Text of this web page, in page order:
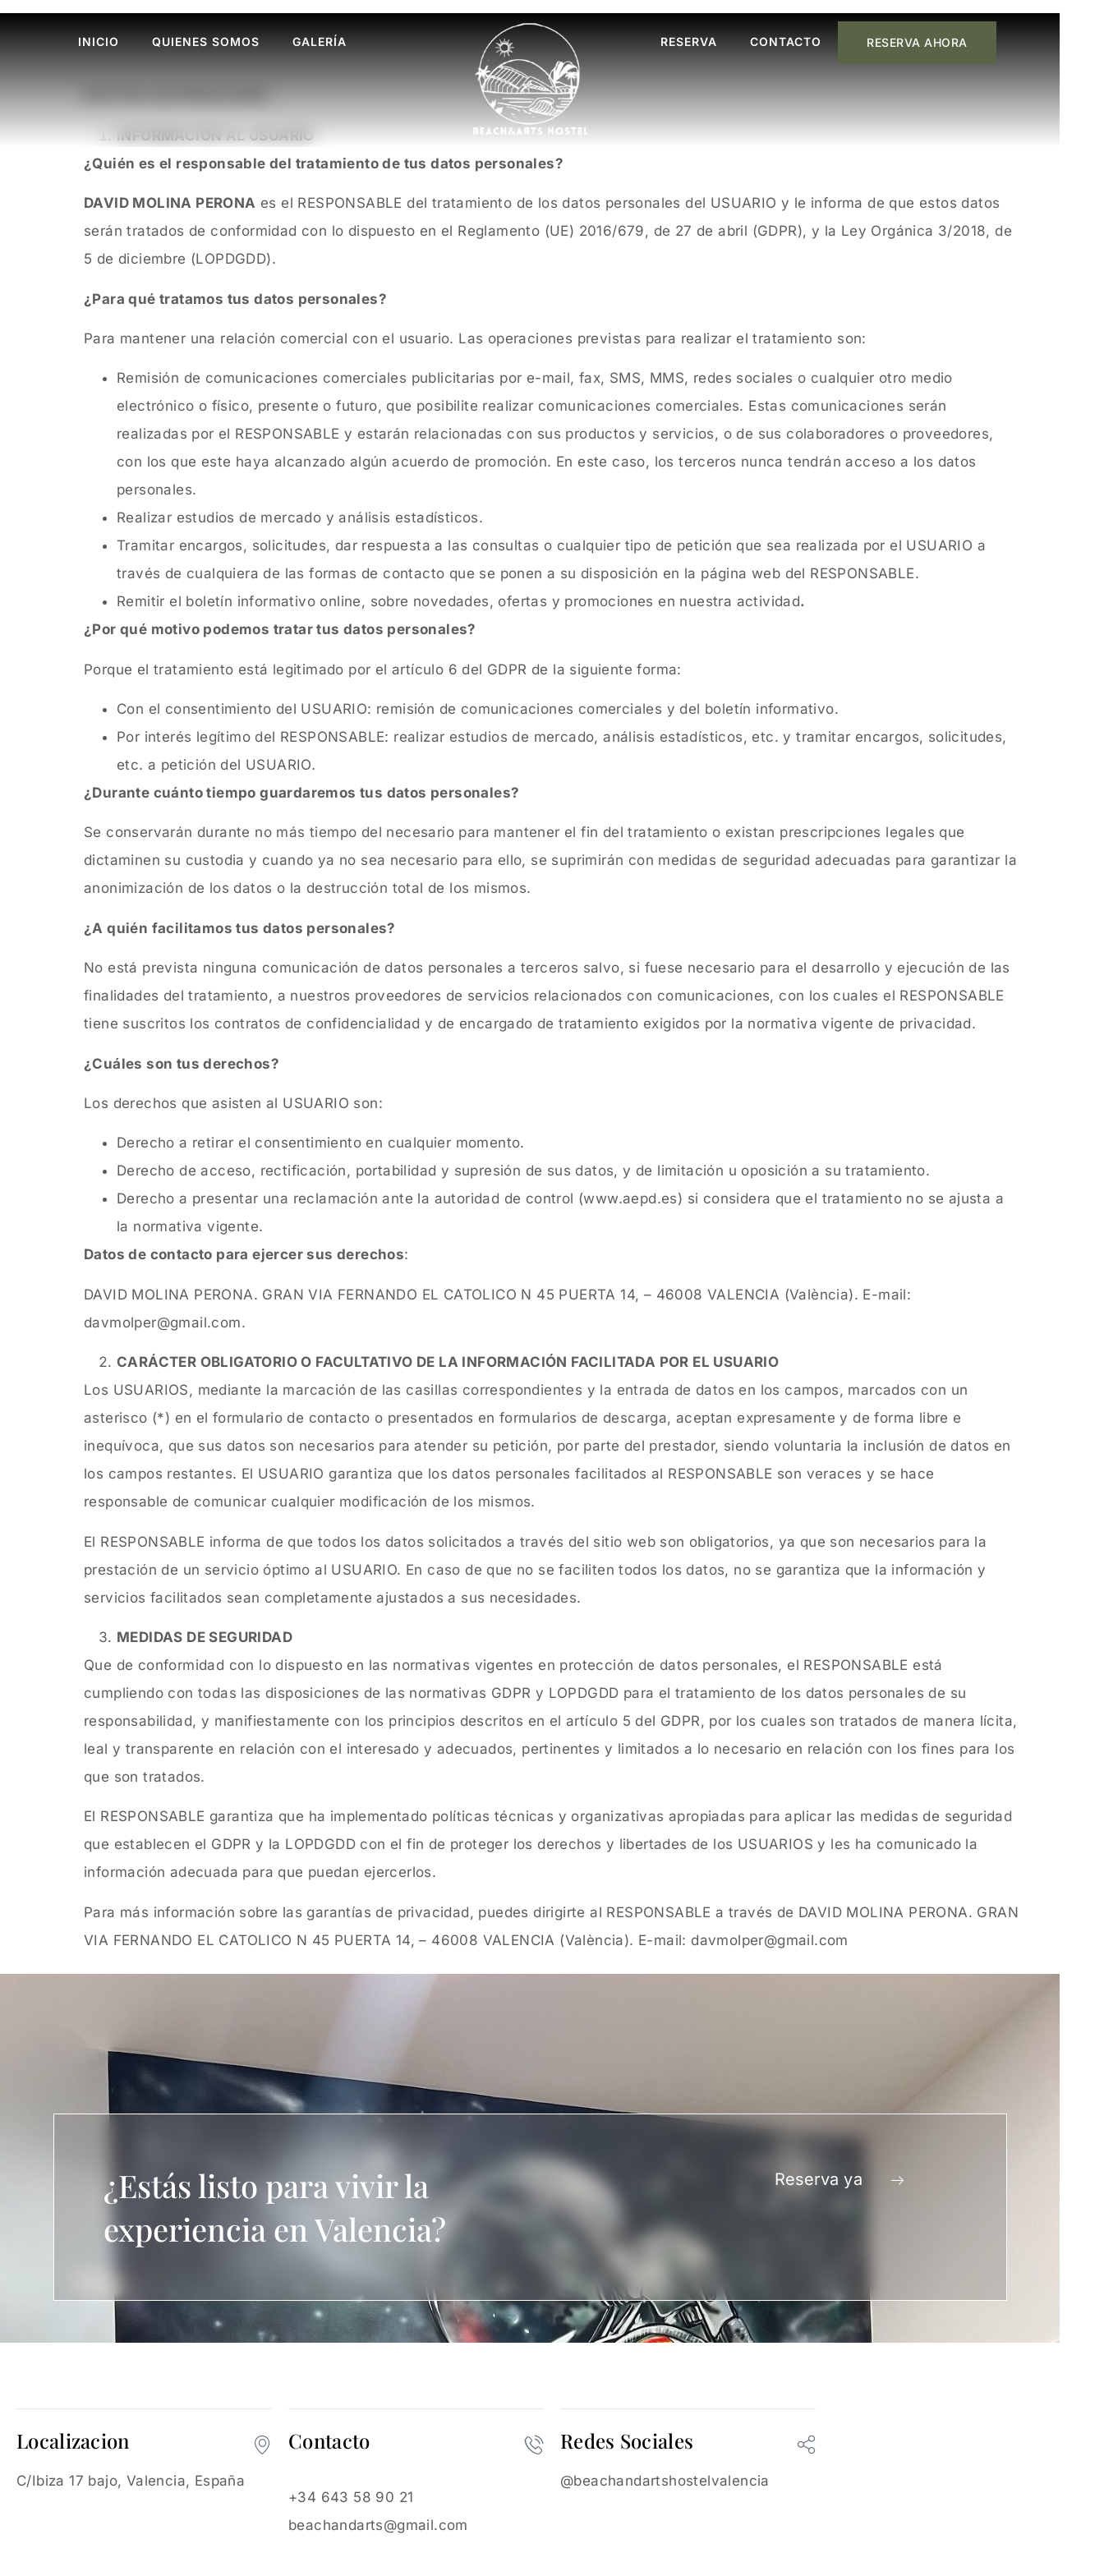
INICIO QUIENES SOMOS GALERÍA RESERVA AHORA
RESERVA CONTACTO
INFORMACIÓN AL USUARIO
¿Quién es el responsable del tratamiento de tus datos personales?
DAVID MOLINA PERONA es el RESPONSABLE del tratamiento de los datos personales del USUARIO y le informa de que estos datos
serán tratados de conformidad con lo dispuesto en el Reglamento (UE) 2016/679, de 27 de abril (GDPR), y la Ley Orgánica 3/2018, de
5 de diciembre (LOPDGDD).
¿Para qué tratamos tus datos personales?
Para mantener una relación comercial con el usuario. Las operaciones previstas para realizar el tratamiento son:
Remisión de comunicaciones comerciales publicitarias por e-mail, fax, SMS, MMS, redes sociales o cualquier otro medio
electrónico o físico, presente o futuro, que posibilite realizar comunicaciones comerciales. Estas comunicaciones serán
realizadas por el RESPONSABLE y estarán relacionadas con sus productos y servicios, o de sus colaboradores o proveedores,
con los que este haya alcanzado algún acuerdo de promoción. En este caso, los terceros nunca tendrán acceso a los datos
personales.
Realizar estudios de mercado y análisis estadísticos.
Tramitar encargos, solicitudes, dar respuesta a las consultas o cualquier tipo de petición que sea realizada por el USUARIO a
través de cualquiera de las formas de contacto que se ponen a su disposición en la página web del RESPONSABLE.
Remitir el boletín informativo online, sobre novedades, ofertas y promociones en nuestra actividad.
¿Por qué motivo podemos tratar tus datos personales?
Porque el tratamiento está legitimado por el artículo 6 del GDPR de la siguiente forma:
Con el consentimiento del USUARIO: remisión de comunicaciones comerciales y del boletín informativo.
Por interés legítimo del RESPONSABLE: realizar estudios de mercado, análisis estadísticos, etc. y tramitar encargos, solicitudes,
etc. a petición del USUARIO.
¿Durante cuánto tiempo guardaremos tus datos personales?
Se conservarán durante no más tiempo del necesario para mantener el fin del tratamiento o existan prescripciones legales que
dictaminen su custodia y cuando ya no sea necesario para ello, se suprimirán con medidas de seguridad adecuadas para garantizar la
anonimización de los datos o la destrucción total de los mismos.
¿A quién facilitamos tus datos personales?
No está prevista ninguna comunicación de datos personales a terceros salvo, si fuese necesario para el desarrollo y ejecución de las
finalidades del tratamiento, a nuestros proveedores de servicios relacionados con comunicaciones, con los cuales el RESPONSABLE
tiene suscritos los contratos de confidencialidad y de encargado de tratamiento exigidos por la normativa vigente de privacidad.
¿Cuáles son tus derechos?
Los derechos que asisten al USUARIO son:
Derecho a retirar el consentimiento en cualquier momento.
Derecho de acceso, rectificación, portabilidad y supresión de sus datos, y de limitación u oposición a su tratamiento.
Derecho a presentar una reclamación ante la autoridad de control (www.aepd.es) si considera que el tratamiento no se ajusta a
la normativa vigente.
Datos de contacto para ejercer sus derechos:
DAVID MOLINA PERONA. GRAN VIA FERNANDO EL CATOLICO N 45 PUERTA 14, – 46008 VALENCIA (València). E-mail:
davmolper@gmail.com.
CARÁCTER OBLIGATORIO O FACULTATIVO DE LA INFORMACIÓN FACILITADA POR EL USUARIO
Los USUARIOS, mediante la marcación de las casillas correspondientes y la entrada de datos en los campos, marcados con un
asterisco (*) en el formulario de contacto o presentados en formularios de descarga, aceptan expresamente y de forma libre e
inequívoca, que sus datos son necesarios para atender su petición, por parte del prestador, siendo voluntaria la inclusión de datos en
los campos restantes. El USUARIO garantiza que los datos personales facilitados al RESPONSABLE son veraces y se hace
responsable de comunicar cualquier modificación de los mismos.
El RESPONSABLE informa de que todos los datos solicitados a través del sitio web son obligatorios, ya que son necesarios para la
prestación de un servicio óptimo al USUARIO. En caso de que no se faciliten todos los datos, no se garantiza que la información y
servicios facilitados sean completamente ajustados a sus necesidades.
MEDIDAS DE SEGURIDAD
Que de conformidad con lo dispuesto en las normativas vigentes en protección de datos personales, el RESPONSABLE está
cumpliendo con todas las disposiciones de las normativas GDPR y LOPDGDD para el tratamiento de los datos personales de su
responsabilidad, y manifiestamente con los principios descritos en el artículo 5 del GDPR, por los cuales son tratados de manera lícita,
leal y transparente en relación con el interesado y adecuados, pertinentes y limitados a lo necesario en relación con los fines para los
que son tratados.
El RESPONSABLE garantiza que ha implementado políticas técnicas y organizativas apropiadas para aplicar las medidas de seguridad
que establecen el GDPR y la LOPDGDD con el fin de proteger los derechos y libertades de los USUARIOS y les ha comunicado la
información adecuada para que puedan ejercerlos.
Para más información sobre las garantías de privacidad, puedes dirigirte al RESPONSABLE a través de DAVID MOLINA PERONA. GRAN
VIA FERNANDO EL CATOLICO N 45 PUERTA 14, – 46008 VALENCIA (València). E-mail: davmolper@gmail.com
¿Estás listo para vivir la
experiencia en Valencia?
Reserva ya
Localizacion
C/Ibiza 17 bajo, Valencia, España
Contacto
+34 643 58 90 21
beachandarts@gmail.com
Redes Sociales
@beachandartshostelvalencia